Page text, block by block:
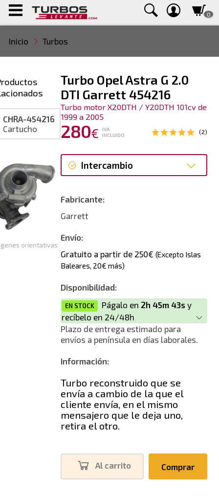
0
Inicio Turbos
Turbo Opel Astra G 2.0
DTI Garrett 454216
Turbo motor X20DTH / Y20DTH 101cv de
1999 a 2005
280€
IVA
INCLUIDO
(2)
Intercambio
Reconstrucción
Fabricante:
Garrett
Envío:
Gratuito a partir de 250€ (Excepto Islas
Baleares, 20€ más)
Disponibilidad:
EN STOCK Págalo en 2h 45m 43s y
recíbelo en 24/48h
Plazo de entrega estimado para
envíos a península en días laborales.
Información:
Turbo reconstruido que se
envía a cambio de la que el
cliente envía, en el mismo
mensajero que le deja uno,
retira el otro.
Al carrito Comprar
orientativas
CHRA-454216
Cartucho